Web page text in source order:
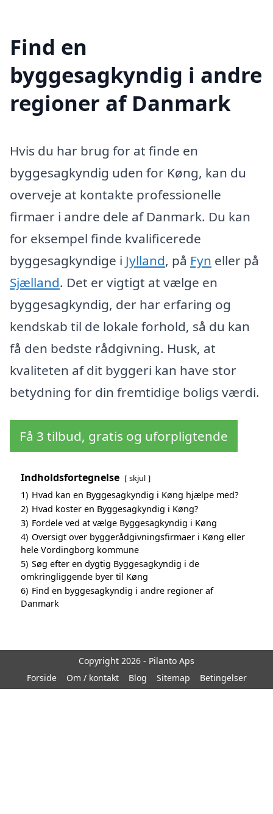
Find en
byggesagkyndig i andre
regioner af Danmark
Hvis du har brug for at finde en
byggesagkyndig uden for Køng, kan du
overveje at kontakte professionelle
firmaer i andre dele af Danmark. Du kan
for eksempel finde kvalificerede
byggesagkyndige i Jylland, på Fyn eller på
Sjælland. Det er vigtigt at vælge en
byggesagkyndig, der har erfaring og
kendskab til de lokale forhold, så du kan
få den bedste rådgivning. Husk, at
kvaliteten af dit byggeri kan have stor
betydning for din fremtidige boligs værdi.
Få 3 tilbud, gratis og uforpligtende
Indholdsfortegnelse skjul
1) Hvad kan en Byggesagkyndig i Køng hjælpe med?
2) Hvad koster en Byggesagkyndig i Køng?
3) Fordele ved at vælge Byggesagkyndig i Køng
4) Oversigt over byggerådgivningsfirmaer i Køng eller
hele Vordingborg kommune
5) Søg efter en dygtig Byggesagkyndig i de
omkringliggende byer til Køng
6) Find en byggesagkyndig i andre regioner af
Danmark
Copyright 2026 - Pilanto Aps
Forside
Om / kontakt Blog Sitemap Betingelser